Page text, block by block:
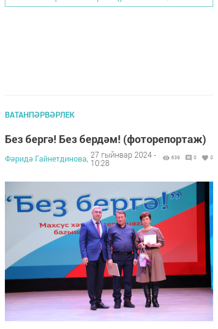
ВАТАНПӘРВӘРЛЕК
Без бергә! Без бердәм! (фоторепортаж)
Фәридә Гайнетдинова, 27 гыйнвар 2024 -
10:28
639 0 0